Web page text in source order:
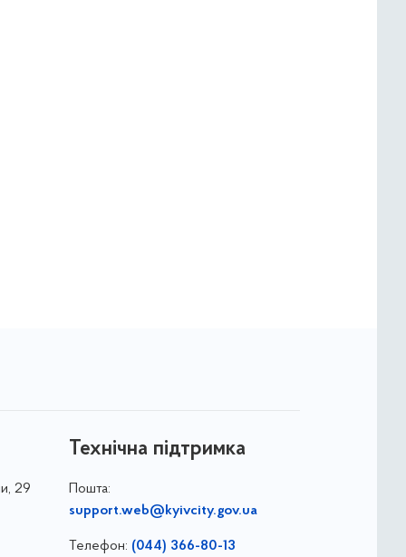
29
Технічна підтримка
Пошта:
support.web@kyivcity.gov.ua
Телефон: (044) 366-80-13